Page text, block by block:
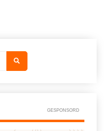
GESPONSORD